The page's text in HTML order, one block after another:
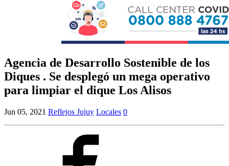
Agencia de Desarrollo Sostenible de los
Diques . Se desplegó un mega operativo
para limpiar el dique Los Alisos
Jun 05, 2021 Reflejos Jujuy Locales 0